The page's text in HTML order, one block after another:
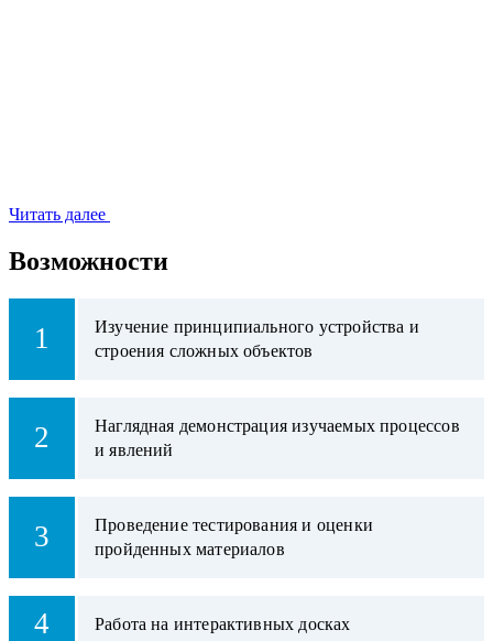
Читать далее
Возможности
1
Изучение принципиального устройства и
строения сложных объектов
2
Наглядная демонстрация изучаемых процессов
и явлений
3
Проведение тестирования и оценки
пройденных материалов
4 Работа на интерактивных досках